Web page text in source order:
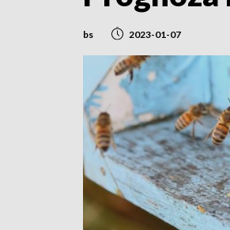
bs 2023-01-07